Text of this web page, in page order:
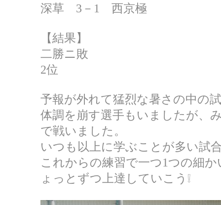
深草 3－1 西京極
【結果】
二勝ニ敗
2位
予報が外れて猛烈な暑さの中の
体調を崩す選手もいましたが、
で戦いました。
いつも以上に学ぶことが多い試
これからの練習で一つ1つの細
ょっとずつ上達していこう❕